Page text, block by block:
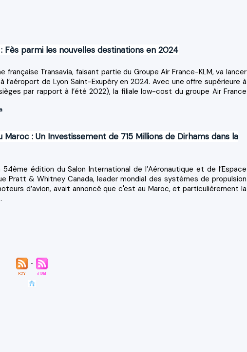
Fès parmi les nouvelles destinations en 2024
française Transavia, faisant partie du Groupe Air France-KLM, va lancer
l’aéroport de Lyon Saint-Exupéry en 2024. Avec une offre supérieure à
par rapport à l’été 2022), la filiale low-cost du groupe Air France
: Un Investissement de 715 Millions de Dirhams dans la
édition du Salon International de l’Aéronautique et de l’Espace
Pratt & Whitney Canada, leader mondial des systèmes de propulsion
d’avion, avait annoncé que c'est au Maroc, et particulièrement la